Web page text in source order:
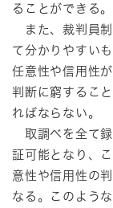
ることができる。
また、裁判員制
て分かりやすい
任意性や信用性
判断に窮するこ
ればならない。
取調べを全て録
証可能となり、
意性や信用性の
なる。このよう